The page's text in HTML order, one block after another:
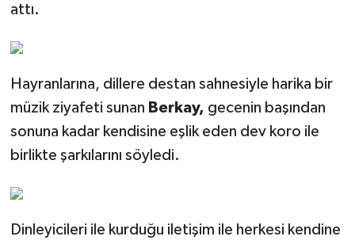
attı.
Hayranlarına, dillere destan sahnesiyle harika bir
müzik ziyafeti sunan Berkay, gecenin başından
sonuna kadar kendisine eşlik eden dev koro ile
birlikte şarkılarını söyledi.
Dinleyicileri ile kurduğu iletişim ile herkesi kendine